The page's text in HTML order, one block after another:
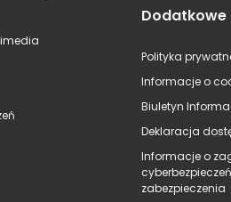
Dodatkowe
Polityka
Informacje o
Biuletyn
Deklaracja
Informacje o
zabezpieczenia